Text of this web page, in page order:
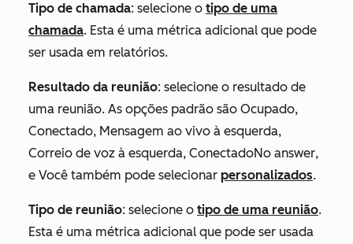
Tipo de chamada: selecione o tipo de uma
chamada. Esta é uma métrica adicional que pode
ser usada em relatórios.
Resultado da reunião: selecione o resultado de
uma reunião. As opções padrão são Ocupado,
Conectado, Mensagem ao vivo à esquerda,
Correio de voz à esquerda, ConectadoNo answer,
e Você também pode selecionar personalizados.
Tipo de reunião: selecione o tipo de uma reunião.
Esta é uma métrica adicional que pode ser usada